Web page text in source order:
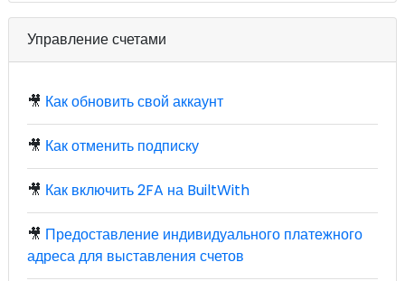
Управление счетами
🎥 Как обновить свой аккаунт
🎥 Как отменить подписку
🎥 Как включить 2FA на BuiltWith
🎥 Предоставление индивидуального платежного
адреса для выставления счетов